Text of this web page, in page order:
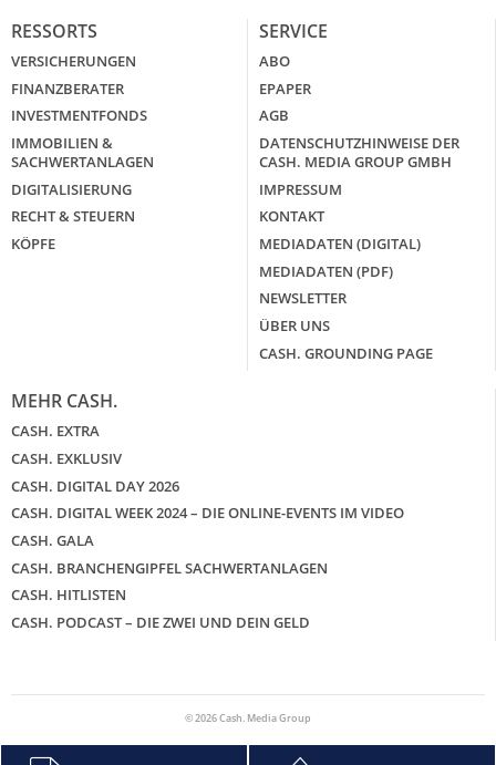
RESSORTS
VERSICHERUNGEN
FINANZBERATER
INVESTMENTFONDS
IMMOBILIEN &
SACHWERTANLAGEN
DIGITALISIERUNG
RECHT & STEUERN
KÖPFE
SERVICE
ABO
EPAPER
AGB
DATENSCHUTZHINWEISE DER
CASH. MEDIA GROUP GMBH
IMPRESSUM
KONTAKT
MEDIADATEN (DIGITAL)
MEDIADATEN (PDF)
NEWSLETTER
ÜBER UNS
CASH. GROUNDING PAGE
MEHR CASH.
CASH. EXTRA
CASH. EXKLUSIV
CASH. DIGITAL DAY 2026
CASH. DIGITAL WEEK 2024 – DIE ONLINE-EVENTS IM VIDEO
CASH. GALA
CASH. BRANCHENGIPFEL SACHWERTANLAGEN
CASH. HITLISTEN
CASH. PODCAST – DIE ZWEI UND DEIN GELD
© 2026 Cash. Media Group